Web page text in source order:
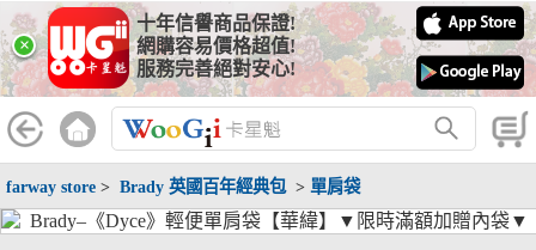
×
十年信譽商品保證!
網購容易價格超值!
服務完善絕對安心!
farway store > Brady 英國百年經典包> 單肩袋
線上分期銀行
WooGii 與 綠界 合作，『信用卡分期付款』 與 『信用卡零利率
分期付款』 的配合銀行如下：
分期期數 提供分期之銀行
兆豐銀行、合作金庫、第一銀行、華南銀行、
彰化銀行、上海銀行、富邦銀行、國泰世華、